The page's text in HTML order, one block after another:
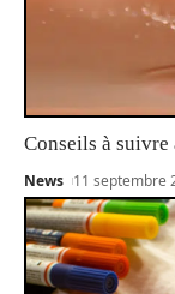
Conseils à
News 11 septembre